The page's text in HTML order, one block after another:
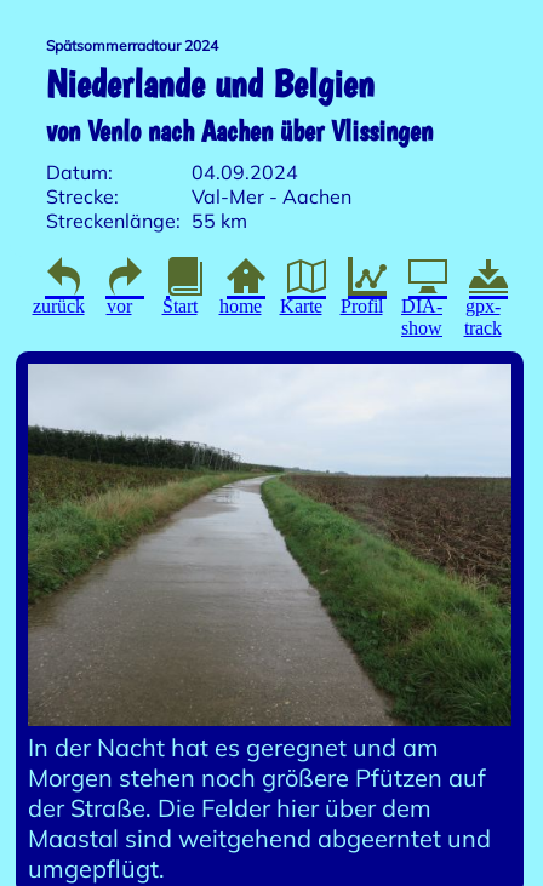
Spätsommerradtour 2024
Niederlande und Belgien
von Venlo nach Aachen über Vlissingen
Datum:
04.09.2024
Strecke:
Val-Mer - Aachen
Streckenlänge: 55 km
zurück vor Start home Karte Profil
DIA-
show
gpx-
track
In der Nacht hat es geregnet und am
Morgen stehen noch größere Pfützen auf
der Straße. Die Felder hier über dem
Maastal sind weitgehend abgeerntet und
umgepflügt.